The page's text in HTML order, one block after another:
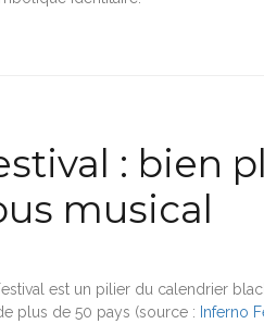
: bien
musical
est un pilier du calendrier
plus de 50 pays (source : Inferno